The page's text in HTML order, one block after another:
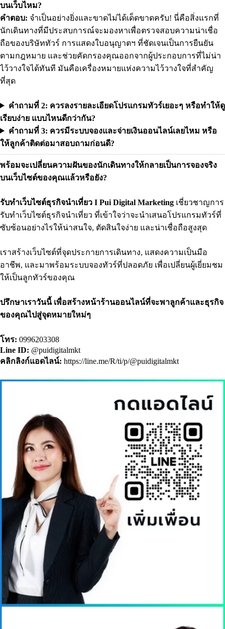
บนเว็บไหม?
คำตอบ: จำเป็นอย่างยิ่งและขาดไม่ได้เด็ดขาดครับ! นี่คือสิ่งแรกที่
นักเดินทางที่มีประสบการณ์จะมองหาเพื่อตรวจสอบความน่าเชื่อ
ถือของบริษัททัวร์ การแสดงใบอนุญาตฯ ที่ชัดเจนเป็นการยืนยัน
ตามกฎหมาย และช่วยคัดกรองคุณออกจากผู้ประกอบการที่ไม่น่า
ไว้วางใจได้ทันที มันคือเครื่องหมายแห่งความไว้วางใจที่สำคัญ
ที่สุด
คำถามที่ 2: ควรลงรายละเอียดโปรแกรมทัวร์เยอะๆ หรือทำให้ดู
เรียบง่าย แบบไหนดีกว่ากัน?
คำถามที่ 3: ควรมีระบบจองและจ่ายเงินออนไลน์เลยไหม หรือ
ให้ลูกค้าติดต่อมาสอบถามก่อนดี?
พร้อมจะเปลี่ยนความฝันของนักเดินทางให้กลายเป็นการจองจริง
บนเว็บไซต์ของคุณแล้วหรือยัง?
รับทำเว็บไซต์ธุรกิจนำเที่ยว I Pui Digital Marketing เชี่ยวชาญการ
รับทำเว็บไซต์ธุรกิจนำเที่ยว ที่เข้าใจว่าจะนำเสนอโปรแกรมทัวร์ที่
ซับซ้อนอย่างไรให้น่าสนใจ, ตัดสินใจง่าย และน่าเชื่อถือสูงสุด
เราสร้างเว็บไซต์ที่จุดประกายการเดินทาง, แสดงความเป็นมือ
อาชีพ, และมาพร้อมระบบจองทัวร์ที่ปลอดภัย เพื่อเปลี่ยนผู้เยี่ยมชม
ให้เป็นลูกทัวร์ของคุณ
ปรึกษาเราวันนี้ เพื่อสร้างหน้าร้านออนไลน์ที่จะพาลูกค้าและธุรกิจ
ของคุณไปสู่จุดหมายใหม่ๆ
โทร: 0996203308
Line ID: @puidigitalmkt
คลิกลิงก์แอดไลน์: https://line.me/R/ti/p/@puidigitalmkt